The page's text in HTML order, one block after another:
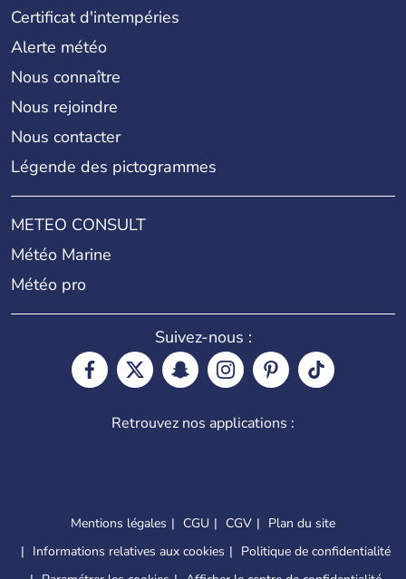
Certificat d'intempéries
Alerte météo
Nous connaître
Nous rejoindre
Nous contacter
Légende des pictogrammes
METEO CONSULT
Météo Marine
Météo pro
Suivez-nous :
Retrouvez nos applications :
Mentions légales CGU CGV
Plan du site
Informations relatives aux cookies
Politique de confidentialité